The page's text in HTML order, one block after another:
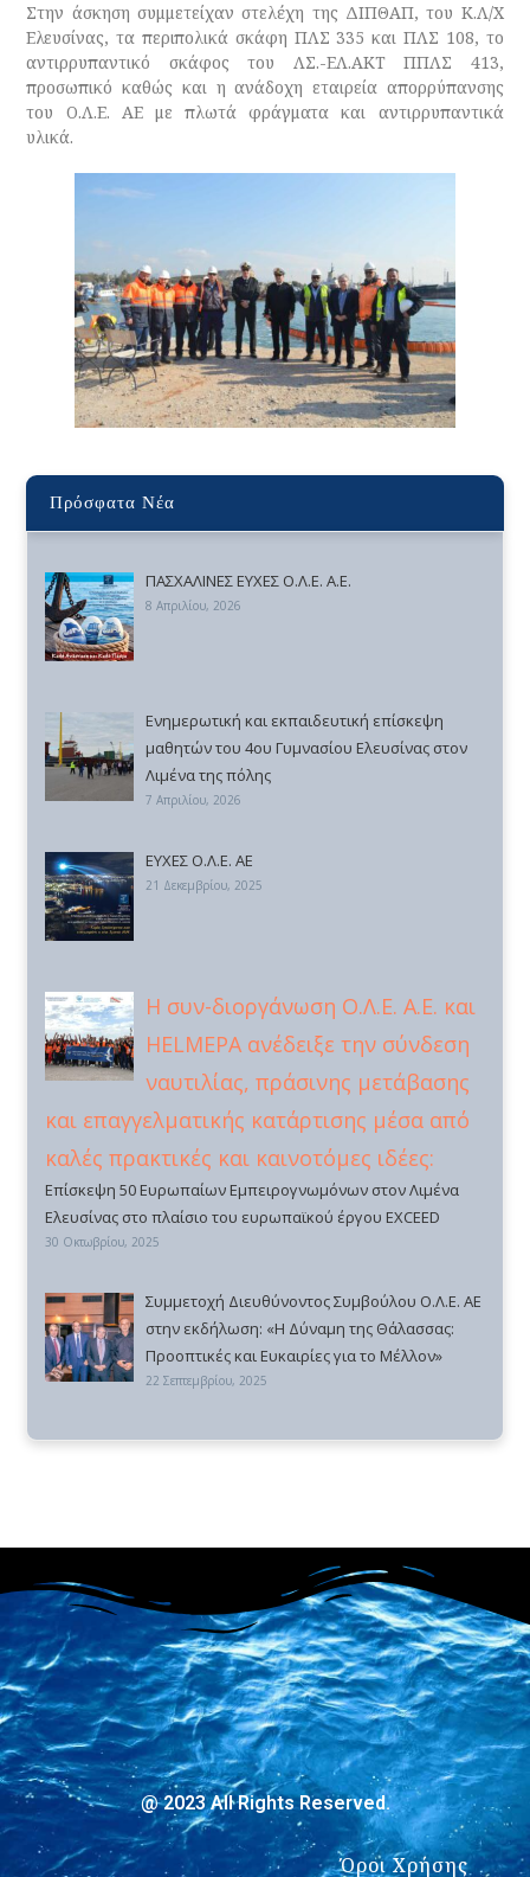
Στην άσκηση συμμετείχαν στελέχη της ΔΙΠΘΑΠ, του Κ.Λ/Χ
Ελευσίνας, τα περιπολικά σκάφη ΠΛΣ 335 και ΠΛΣ 108, το
αντιρρυπαντικό σκάφος του ΛΣ.-ΕΛ.ΑΚΤ ΠΠΛΣ 413,
προσωπικό καθώς και η ανάδοχη εταιρεία απορρύπανσης
του Ο.Λ.Ε. ΑΕ με πλωτά φράγματα και αντιρρυπαντικά
υλικά.
Πρόσφατα Νέα
ΠΑΣΧΑΛΙΝΕΣ ΕΥΧΕΣ Ο.Λ.Ε. Α.Ε.
8 Απριλίου, 2026
Ενημερωτική και εκπαιδευτική επίσκεψη
μαθητών του 4ου Γυμνασίου Ελευσίνας στον
Λιμένα της πόλης
7 Απριλίου, 2026
ΕΥΧΕΣ Ο.Λ.Ε. ΑΕ
21 Δεκεμβρίου, 2025
Η συν-διοργάνωση Ο.Λ.Ε. Α.Ε. και
HELMEPA ανέδειξε την σύνδεση
ναυτιλίας, πράσινης μετάβασης
και επαγγελματικής κατάρτισης μέσα από
καλές πρακτικές και καινοτόμες ιδέες:
Επίσκεψη 50 Ευρωπαίων Εμπειρογνωμόνων στον Λιμένα
Ελευσίνας στο πλαίσιο του ευρωπαϊκού έργου EXCEED
30 Οκτωβρίου, 2025
Συμμετοχή Διευθύνοντος Συμβούλου Ο.Λ.Ε. ΑΕ
στην εκδήλωση: «Η Δύναμη της Θάλασσας:
Προοπτικές και Ευκαιρίες για το Μέλλον»
22 Σεπτεμβρίου, 2025
@ 2023 All Rights Reserved.
Όροι Χρήσης